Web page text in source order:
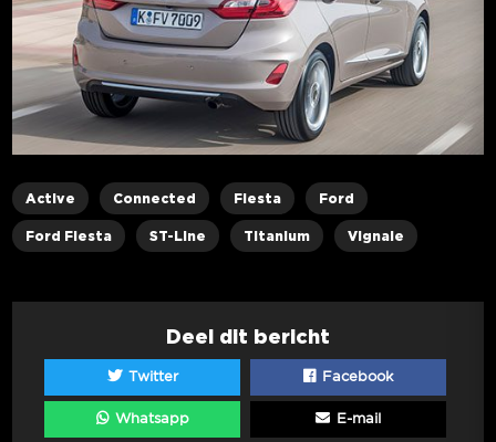
Active Connected Fiesta Ford
Ford Fiesta ST-Line Titanium Vignale
Deel dit bericht
Twitter Facebook
Whatsapp E-mail